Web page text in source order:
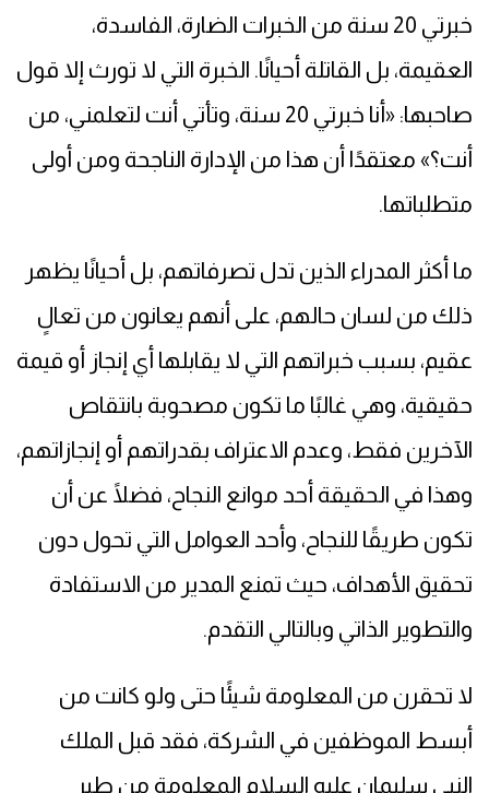
خبرتي 20 سنة من الخبرات الضارة، الفاسدة،
العقيمة، بل القاتلة أحيانًا. الخبرة التي لا تورث إلا قول
صاحبها: «أنا خبرتي 20 سنة، وتأتي أنت لتعلمني، من
أنت؟» معتقدًا أن هذا من الإدارة الناجحة ومن أولى
متطلباتها.
ما أكثر المدراء الذين تدل تصرفاتهم، بل أحيانًا يظهر
ذلك من لسان حالهم، على أنهم يعانون من تعالٍ
عقيم، بسبب خبراتهم التي لا يقابلها أي إنجاز أو قيمة
حقيقية، وهي غالبًا ما تكون مصحوبة بانتقاص
الآخرين فقط، وعدم الاعتراف بقدراتهم أو إنجازاتهم،
وهذا في الحقيقة أحد موانع النجاح، فضلًا عن أن
تكون طريقًا للنجاح، وأحد العوامل التي تحول دون
تحقيق الأهداف، حيث تمنع المدير من الاستفادة
والتطوير الذاتي وبالتالي التقدم.
لا تحقرن من المعلومة شيئًا حتى ولو كانت من
أبسط الموظفين في الشركة، فقد قبل الملك
النبي سليمان عليه السلام المعلومة من طير